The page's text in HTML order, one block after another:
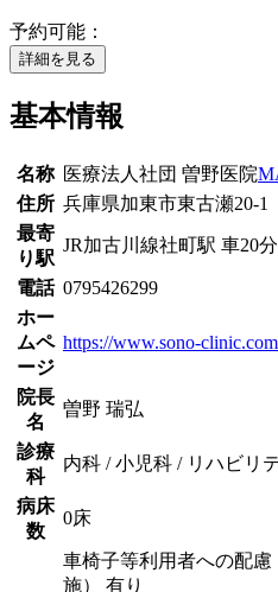
予約可能：
詳細を見る
基本情報
名称 医療法人社団 曽野医院
住所 兵庫県加東市東古瀬20-1
最寄
り駅
JR加古川線社町駅 車20分
電話 0795426299
ホー
ムペ
ージ
https://www.sono-
院長
名
曽野 瑞弘
診療
科
内科 / 小児科 / リハビリ
病床
数
0床
車椅子等利用者への配
施） 有り